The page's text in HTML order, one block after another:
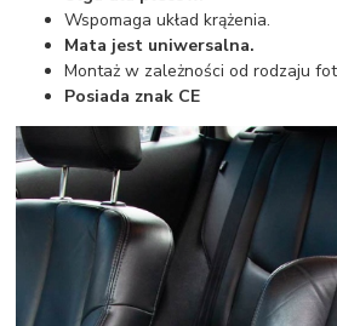
Wspomaga układ krążenia.
Mata jest uniwersalna.
Montaż w zależności od rodzaju
Posiada znak CE